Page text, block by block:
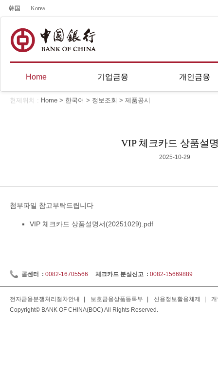
韩国 Korea
Home 기업금융 개인금융
현제위치 : Home > 한국어 > 정보조회 > 제품공시
VIP 체크카드 상품설
2025-10-29
첨부파일 참고부탁드립니다
VIP 체크카드 상품설명서(20251029).pdf
콜센터 : 0082-16705566 체크카드 분실신고 : 0082-15669889
전자금융분쟁처리절차안내 보호금융상품등록부 신용정보활용체제
Copyright© BANK OF CHINA(BOC) All Rights Reserved.